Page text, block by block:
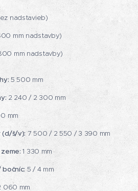
nadstavieb)
mm nadstavby)
mm nadstavby)
5 500 mm
2 240 / 2 300 mm
mm
(d/š/v):7 500 / 2 550 / 3 390 mm
1 330 mm
5 / 4 mm
060 mm